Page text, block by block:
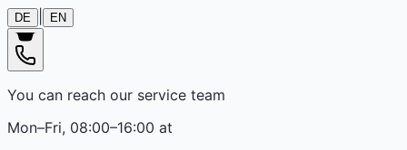
DE EN
You can reach our service team
Mon–Fri, 08:00–16:00 at